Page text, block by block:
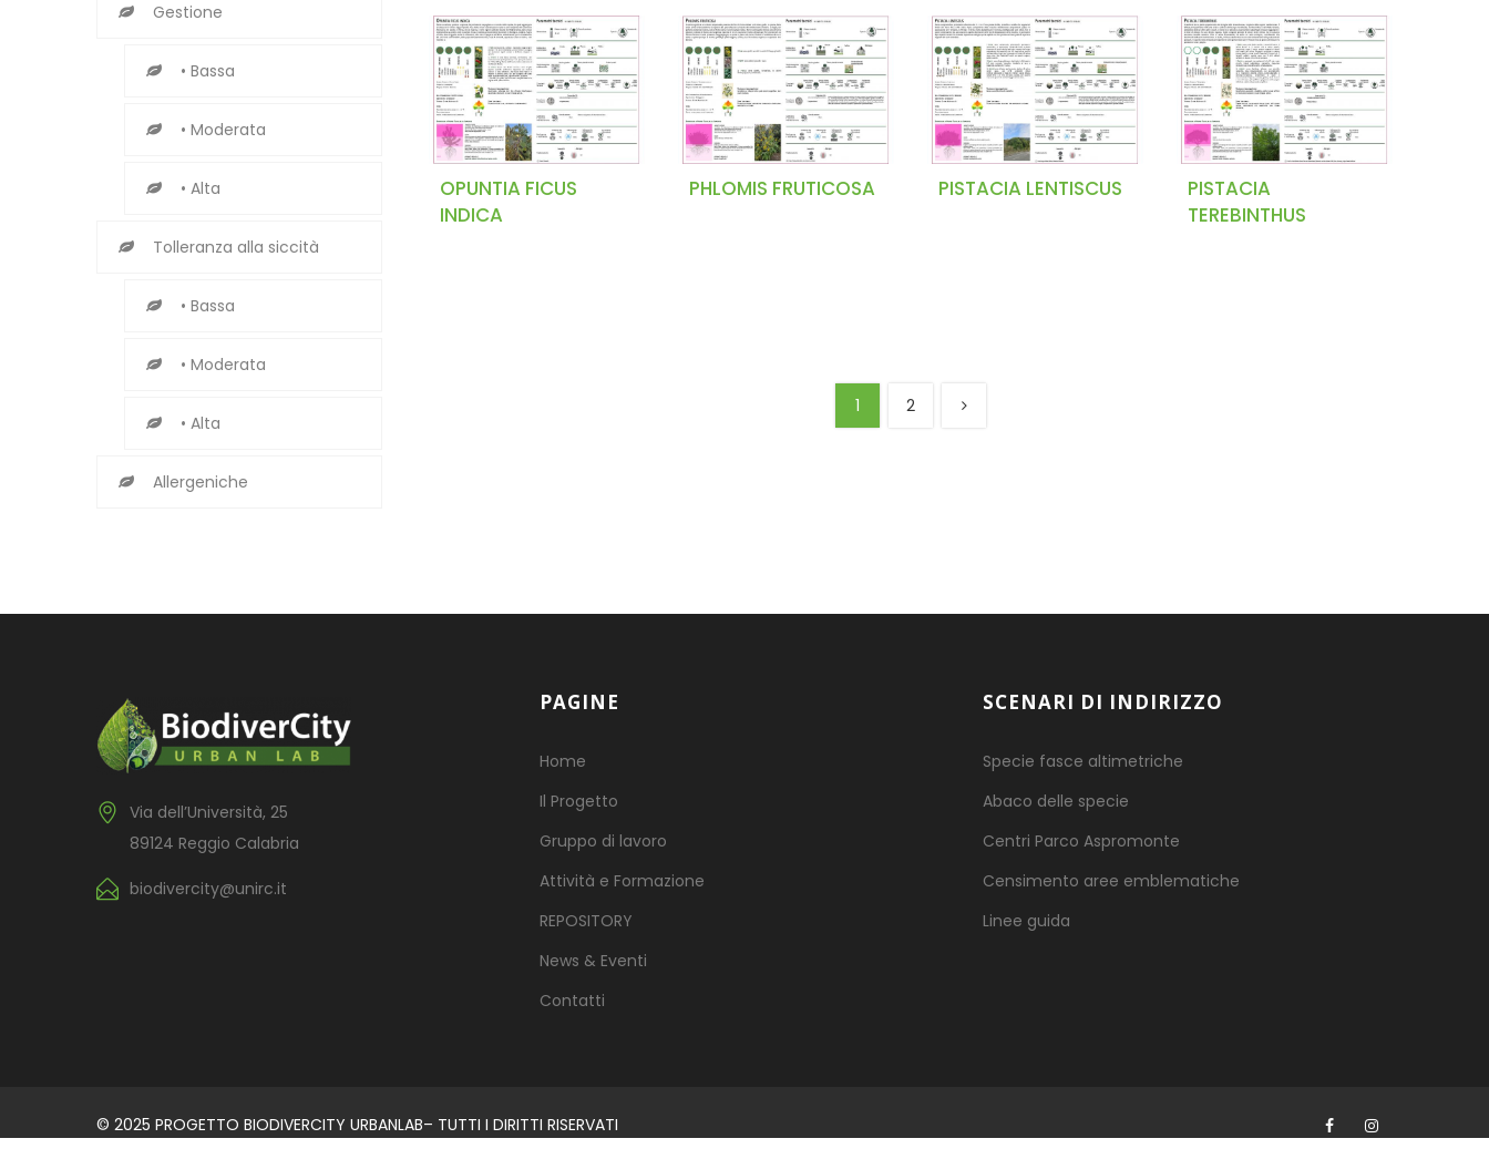
OPUNTIA FICUS
INDICA
PHLOMIS FRUTICOSA PISTACIA LENTISCUS
PISTACIA
TEREBINTHUS
1 2
Gestione
• Bassa
• Moderata
• Alta
Tolleranza alla siccità
• Bassa
• Moderata
• Alta
Allergeniche
Via dell’Università, 25
89124 Reggio Calabria
biodivercity@unirc.it
PAGINE
Home
Il Progetto
Gruppo di lavoro
Attività e Formazione
REPOSITORY
News & Eventi
Contatti
SCENARI DI INDIRIZZO
Specie fasce altimetriche
Abaco delle specie
Centri Parco Aspromonte
Censimento aree emblematiche
Linee guida
© 2025 PROGETTO BIODIVERCITY URBANLAB– TUTTI I DIRITTI RISERVATI